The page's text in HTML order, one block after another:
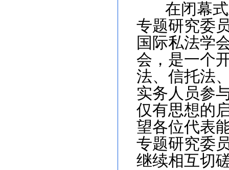
在闭幕
专题研究委
国际私法学
会，是一个
法、信托法
实务人员参
仅有思想的
望各位代表
专题研究委
继续相互切